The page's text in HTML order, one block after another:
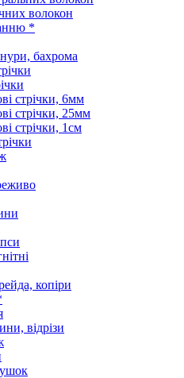
волокон
*
бахрома
стрічки, 6мм
стрічки, 25мм
стрічки, 1см
копіри
відрізи